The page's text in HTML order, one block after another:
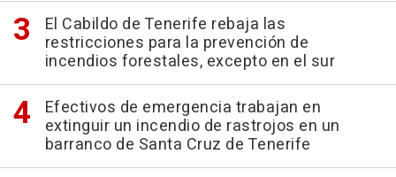
El Cabildo de Tenerife rebaja las
restricciones para la prevención de
incendios forestales, excepto en el sur
Efectivos de emergencia trabajan en
extinguir un incendio de rastrojos en un
barranco de Santa Cruz de Tenerife